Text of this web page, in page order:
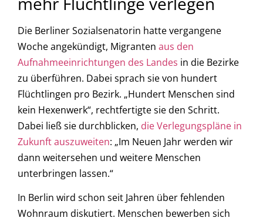
Die Berliner Sozialsenatorin hatte vergangene
Woche angekündigt, Migranten aus den
Aufnahmeeinrichtungen des Landes in die Bezirke
zu überführen. Dabei sprach sie von hundert
Flüchtlingen pro Bezirk. „Hundert Menschen sind
kein Hexenwerk“, rechtfertigte sie den Schritt.
Dabei ließ sie durchblicken, die Verlegungspläne in
Zukunft auszuweiten: „Im Neuen Jahr werden wir
dann weitersehen und weitere Menschen
unterbringen lassen.“
In Berlin wird schon seit Jahren über fehlenden
Wohnraum diskutiert. Menschen bewerben sich